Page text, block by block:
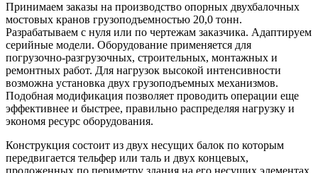
Принимаем заказы на производство опорных двухбалочных
мостовых кранов грузоподъемностью 20,0 тонн.
Разрабатываем с нуля или по чертежам заказчика. Адаптируем
серийные модели. Оборудование применяется для
погрузочно-разгрузочных, строительных, монтажных и
ремонтных работ. Для нагрузок высокой интенсивности
возможна установка двух грузоподъемных механизмов.
Подобная модификация позволяет проводить операции еще
эффективнее и быстрее, правильно распределяя нагрузку и
экономя ресурс оборудования.
Конструкция состоит из двух несущих балок по которым
передвигается тельфер или таль и двух концевых,
проложенных по периметру здания на его несущих элементах.